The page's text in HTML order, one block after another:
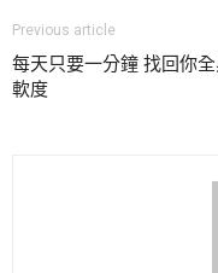
Previous article
每天只要一分鐘 找回你
軟度